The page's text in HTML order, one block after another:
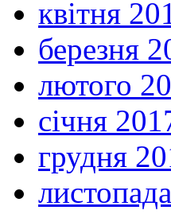
квітня
березня
лютого
січня
грудня